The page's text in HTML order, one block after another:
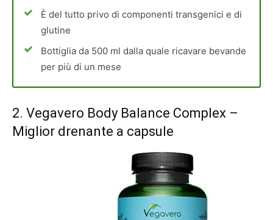
È del tutto privo di componenti transgenici e di
glutine
Bottiglia da 500 ml dalla quale ricavare bevande
per più di un mese
2. Vegavero Body Balance Complex –
Miglior drenante a capsule